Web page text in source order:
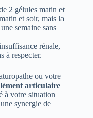
2 gélules matin et
et soir, mais la
semaine sans
rénale,
à respecter.
ou votre
articulaire
à votre situation
synergie de